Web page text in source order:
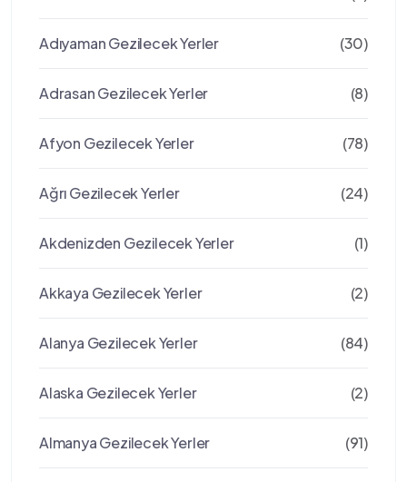
Adıyaman Gezilecek Yerler (30)
Adrasan Gezilecek Yerler (8)
Afyon Gezilecek Yerler (78)
Ağrı Gezilecek Yerler (24)
Akdenizden Gezilecek Yerler (1)
Akkaya Gezilecek Yerler (2)
Alanya Gezilecek Yerler (84)
Alaska Gezilecek Yerler (2)
Almanya Gezilecek Yerler (91)